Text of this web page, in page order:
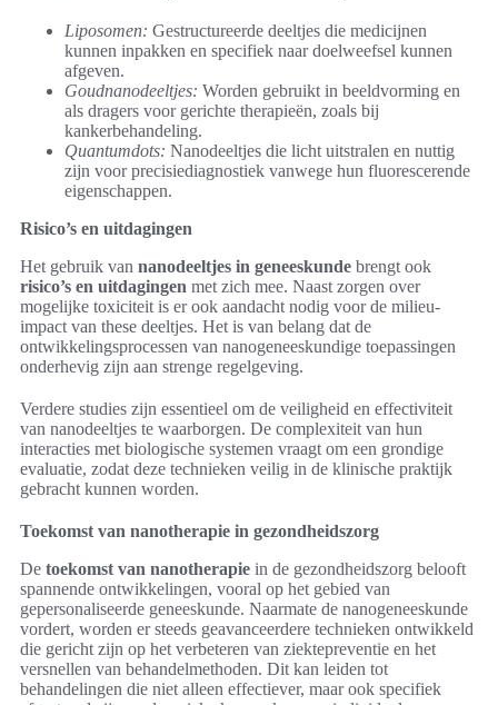
Liposomen: Gestructureerde deeltjes die medicijnen
kunnen inpakken en specifiek naar doelweefsel kunnen
afgeven.
Goudnanodeeltjes: Worden gebruikt in beeldvorming en
als dragers voor gerichte therapieën, zoals bij
kankerbehandeling.
Quantumdots: Nanodeeltjes die licht uitstralen en nuttig
zijn voor precisiediagnostiek vanwege hun fluorescerende
eigenschappen.
Risico’s en uitdagingen
Het gebruik van nanodeeltjes in geneeskunde brengt ook
risico’s en uitdagingen met zich mee. Naast zorgen over
mogelijke toxiciteit is er ook aandacht nodig voor de milieu-
impact van these deeltjes. Het is van belang dat de
ontwikkelingsprocessen van nanogeneeskundige toepassingen
onderhevig zijn aan strenge regelgeving.
Verdere studies zijn essentieel om de veiligheid en effectiviteit
van nanodeeltjes te waarborgen. De complexiteit van hun
interacties met biologische systemen vraagt om een grondige
evaluatie, zodat deze technieken veilig in de klinische praktijk
gebracht kunnen worden.
Toekomst van nanotherapie in gezondheidszorg
De toekomst van nanotherapie in de gezondheidszorg belooft
spannende ontwikkelingen, vooral op het gebied van
gepersonaliseerde geneeskunde. Naarmate de nanogeneeskunde
vordert, worden er steeds geavanceerdere technieken ontwikkeld
die gericht zijn op het verbeteren van ziektepreventie en het
versnellen van behandelmethoden. Dit kan leiden tot
behandelingen die niet alleen effectiever, maar ook specifiek